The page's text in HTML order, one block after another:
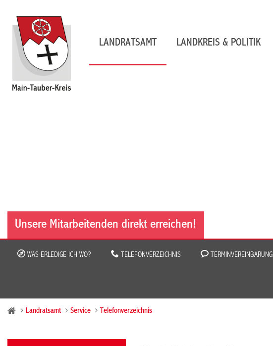
LANDRATSAMT LANDKREIS & POLITIK
Unsere Mitarbeitenden direkt erreichen!
WAS ERLEDIGE ICH WO? TELEFONVERZEICHNIS TERMINVEREINBARUNG
Landratsamt Service Telefonverzeichnis